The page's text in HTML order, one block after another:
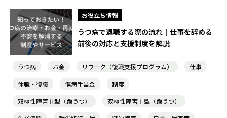
お役立ち情報
うつ病で退職する際の流れ｜仕事を辞める
前後の対応と支援制度を解説
うつ病 お金 リワーク（復職支援プログラム）
仕事
休職・復職
傷病手当金
制度
双極性障害Ⅱ型（躁うつ）
双極性障害Ⅰ型（躁うつ）